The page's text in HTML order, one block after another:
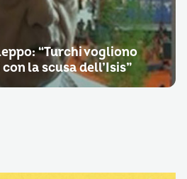
“Turchi vogliono
la scusa dell’Isis”